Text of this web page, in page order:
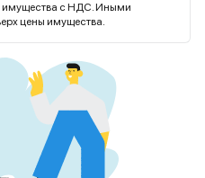
имущества с НДС. Иными
цены имущества.